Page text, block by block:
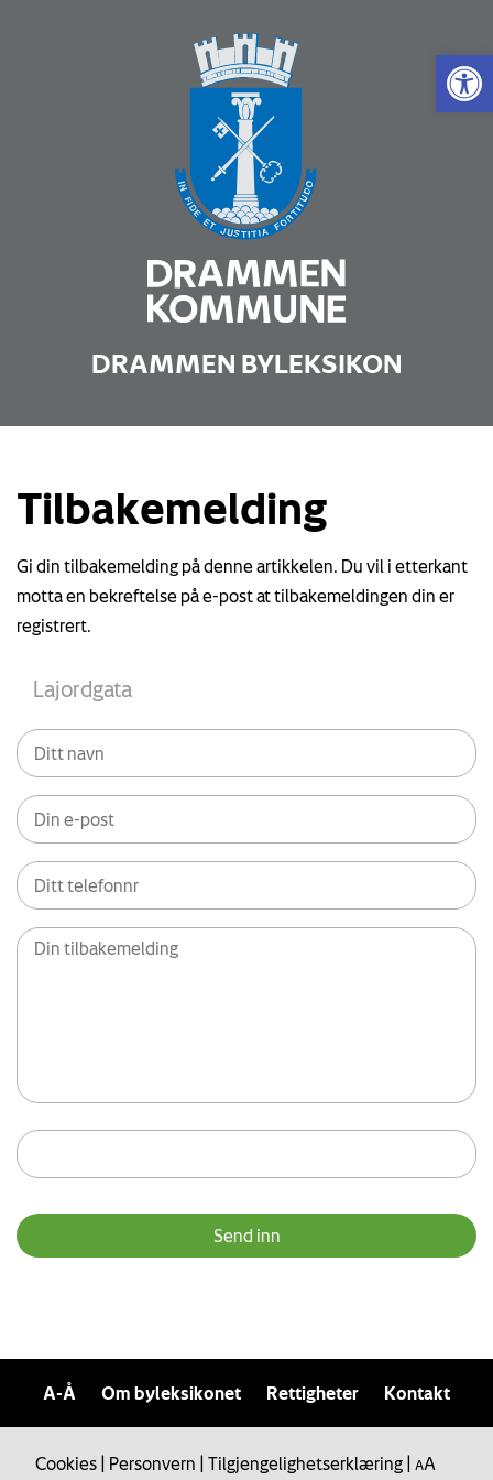
Vis
DRAMMEN BYLEKSIKON
Tilbakemelding
Gi din tilbakemelding på denne artikkelen. Du vil i etterkant
motta en bekreftelse på e-post at tilbakemeldingen din er
registrert.
A-Å Om byleksikonet Rettigheter Kontakt
Cookies Personvern Tilgjengelighetserklæring AA